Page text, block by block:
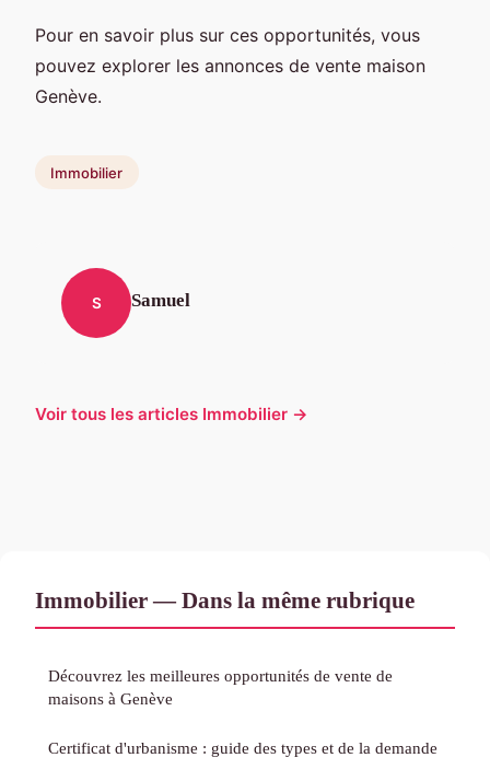
Pour en savoir plus sur ces opportunités, vous
pouvez explorer les annonces de vente maison
Genève.
Immobilier
S Samuel
Voir tous les articles Immobilier →
Immobilier — Dans la même rubrique
Découvrez les meilleures opportunités de vente de
maisons à Genève
Certificat d'urbanisme : guide des types et de la demande